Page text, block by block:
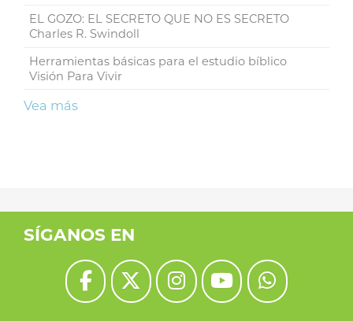
EL GOZO: EL SECRETO QUE NO ES SECRETO
Charles R. Swindoll
Herramientas básicas para el estudio bíblico
Visión Para Vivir
Vea más
SÍGANOS EN